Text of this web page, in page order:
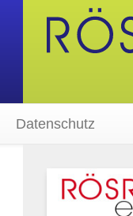
Datenschutz